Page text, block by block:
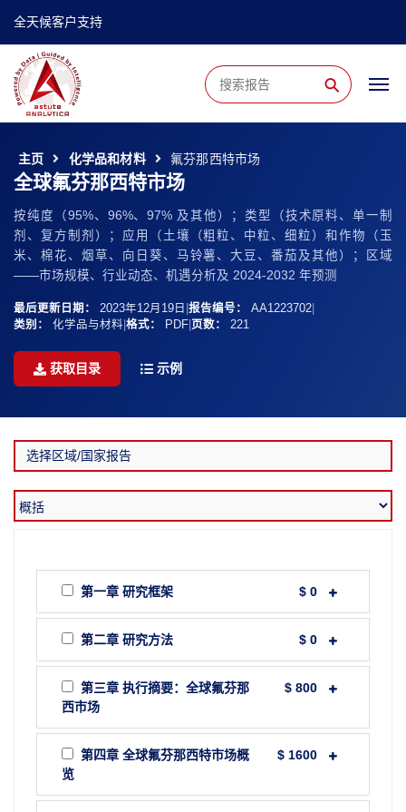
全天候客户支持
⚲
主页 化学品和材料 氟芬那西特市场
全球氟芬那西特市场
按纯度（95%、96%、97% 及其他）；类型（技术原料、单一制
剂、复方制剂）；应用（土壤（粗粒、中粒、细粒）和作物（玉
米、棉花、烟草、向日葵、马铃薯、大豆、番茄及其他）；区域
——市场规模、行业动态、机遇分析及 2024-2032 年预测
最后更新日期： 2023年12月19日 报告编号： AA1223702
类别：
化学品与材料 格式： PDF 页数： 221
获取目录 示例
第一章 研究框架 $ 0
第二章 研究方法 $ 0
第三章 执行摘要：全球氟芬那
西市场
$ 800
第四章 全球氟芬那西特市场概
览
$ 1600